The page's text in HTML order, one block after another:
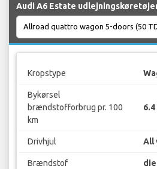
Audi A6 Estate
Kropstype
Bykørsel
brændstofforbrug pr. 100
km
6.4
Drivhjul All
Brændstof